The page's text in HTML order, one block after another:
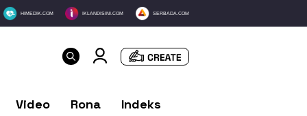
HIMEDIK.COM IKLANDISINI.COM SERBADA.COM
Video Rona Indeks